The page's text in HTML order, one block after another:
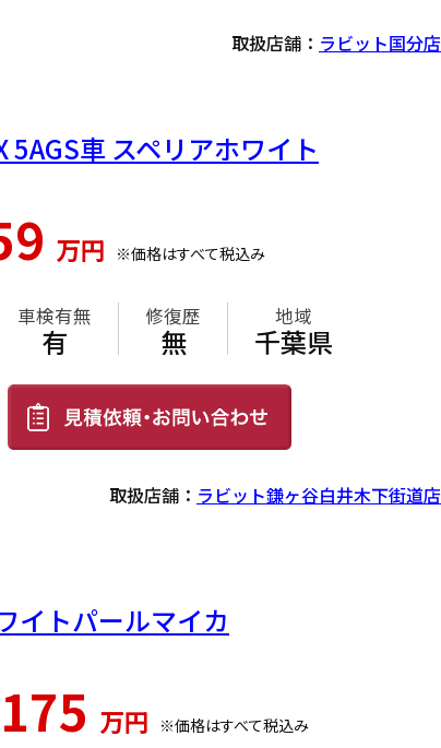
取扱店舗： ラビット国分店
5AGS車 スペリアホワイト
万円 ※価格はすべて税込み
車検有無
有
修復歴
無
地域
千葉県
取扱店舗： ラビット鎌ヶ谷白井木下街道店
イトパールマイカ
175 万円 ※価格はすべて税込み